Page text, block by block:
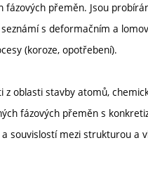
fázových přeměn. Jsou
s deformačním a
(koroze, opotřebení).
z oblasti stavby atomů,
fázových přeměn s
souvislostí mezi strukturou a